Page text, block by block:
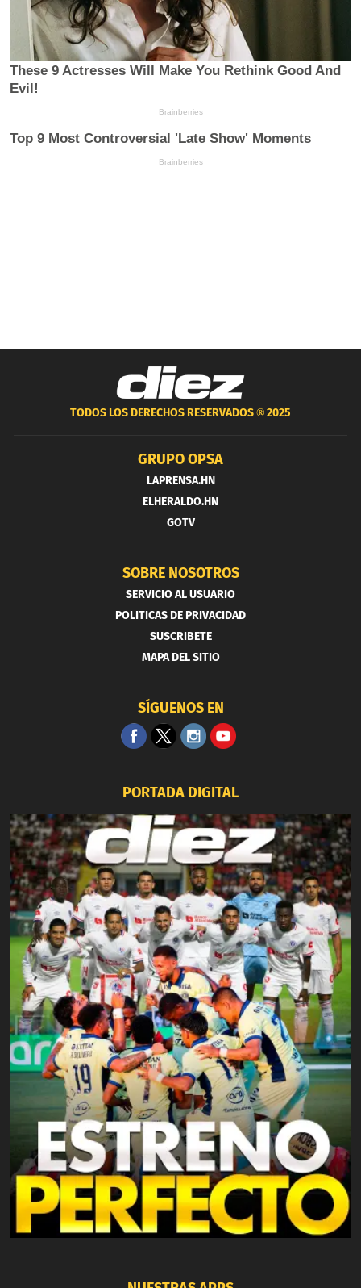
TODOS LOS DERECHOS RESERVADOS ®2025
GRUPO OPSA
LAPRENSA.HN
ELHERALDO.HN
GOTV
SOBRE NOSOTROS
SERVICIO AL USUARIO
POLITICAS DE PRIVACIDAD
SUSCRIBETE
MAPA DEL SITIO
SÍGUENOS EN
PORTADA DIGITAL